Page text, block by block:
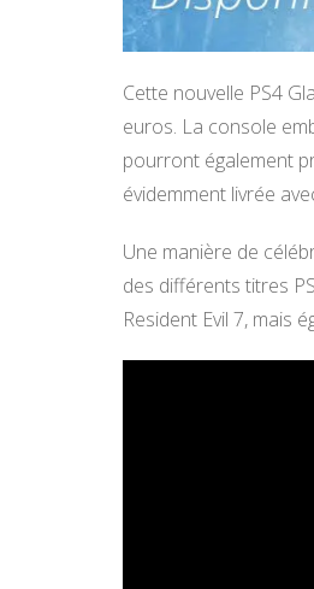
Cette nouvelle PS4
euros. La console
pourront également
évidemment livrée
Une manière de
des différents titres
Resident Evil 7, mais